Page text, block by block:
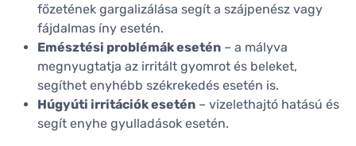
főzetének gargalizálása segít a szájpenész vagy
fájdalmas íny esetén.
Emésztési problémák esetén – a mályva
megnyugtatja az irritált gyomrot és beleket,
segíthet enyhébb székrekedés esetén is.
Húgyúti irritációk esetén – vizelethajtó hatású és
segít enyhe gyulladások esetén.